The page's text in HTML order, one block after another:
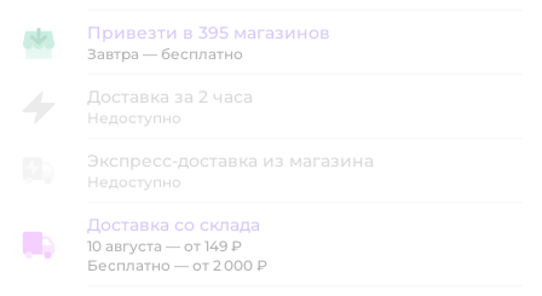
Привезти в магазин
Привезти в 395 магазинов
Завтра — бесплатно
Доставка за 2 часа
Недоступно
Экспресс-доставка из магазина
Недоступно
Доставка со склада
Доставка со склада
10 августа — от 149 ₽
Бесплатно — от 2 000 ₽